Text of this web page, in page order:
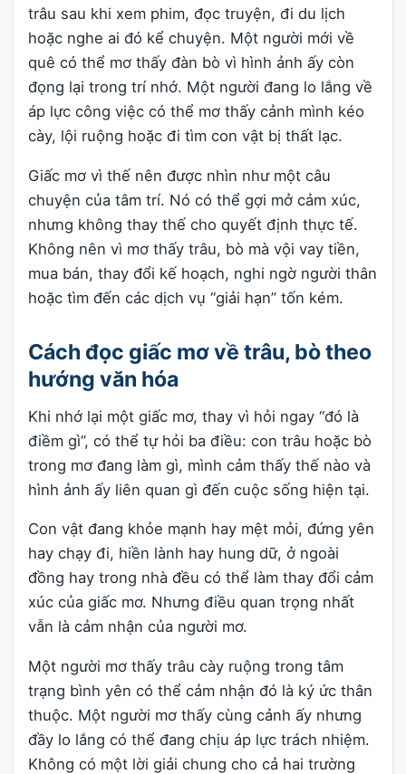
trâu sau khi xem phim, đọc truyện, đi du lịch
hoặc nghe ai đó kể chuyện. Một người mới về
quê có thể mơ thấy đàn bò vì hình ảnh ấy còn
đọng lại trong trí nhớ. Một người đang lo lắng về
áp lực công việc có thể mơ thấy cảnh mình kéo
cày, lội ruộng hoặc đi tìm con vật bị thất lạc.
Giấc mơ vì thế nên được nhìn như một câu
chuyện của tâm trí. Nó có thể gợi mở cảm xúc,
nhưng không thay thế cho quyết định thực tế.
Không nên vì mơ thấy trâu, bò mà vội vay tiền,
mua bán, thay đổi kế hoạch, nghi ngờ người thân
hoặc tìm đến các dịch vụ “giải hạn” tốn kém.
Cách đọc giấc mơ về trâu, bò theo
hướng văn hóa
Khi nhớ lại một giấc mơ, thay vì hỏi ngay “đó là
điềm gì”, có thể tự hỏi ba điều: con trâu hoặc bò
trong mơ đang làm gì, mình cảm thấy thế nào và
hình ảnh ấy liên quan gì đến cuộc sống hiện tại.
Con vật đang khỏe mạnh hay mệt mỏi, đứng yên
hay chạy đi, hiền lành hay hung dữ, ở ngoài
đồng hay trong nhà đều có thể làm thay đổi cảm
xúc của giấc mơ. Nhưng điều quan trọng nhất
vẫn là cảm nhận của người mơ.
Một người mơ thấy trâu cày ruộng trong tâm
trạng bình yên có thể cảm nhận đó là ký ức thân
thuộc. Một người mơ thấy cùng cảnh ấy nhưng
đầy lo lắng có thể đang chịu áp lực trách nhiệm.
Không có một lời giải chung cho cả hai trường